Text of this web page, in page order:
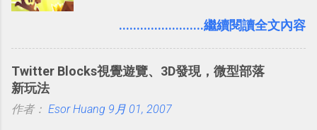
方便教學 」。這篇文章則從印照片出
次推出另外一個足以撼動市場，並且有
是另外一款非常知名系列作「 Cut the
ZeptoLab ，在玩了幾個割繩子變形後，
........................繼續閱讀全文內容
Twitter Blocks視覺遊覽、3D發現，微型部落
新玩法
作者： Esor Huang 9月 01, 2007